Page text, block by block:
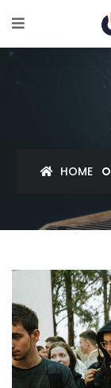
HOME